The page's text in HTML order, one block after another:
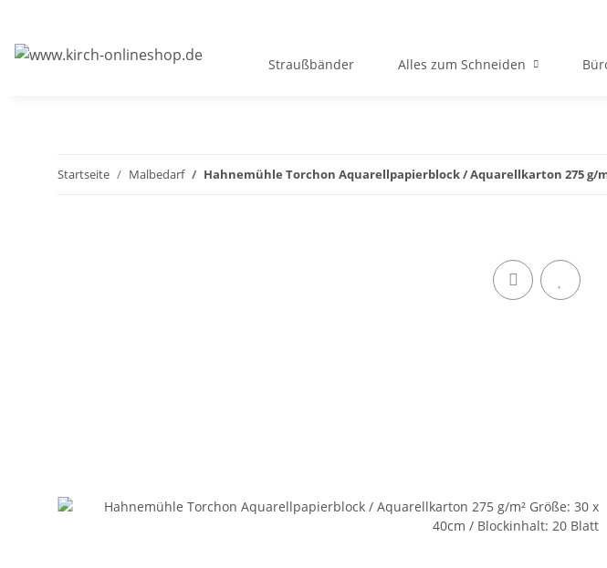
Straußbänder Alles zum Schneiden
Startseite Malbedarf Hahnemühle Torchon Aquarellpapierblock / Aquarellkarton 275 g/